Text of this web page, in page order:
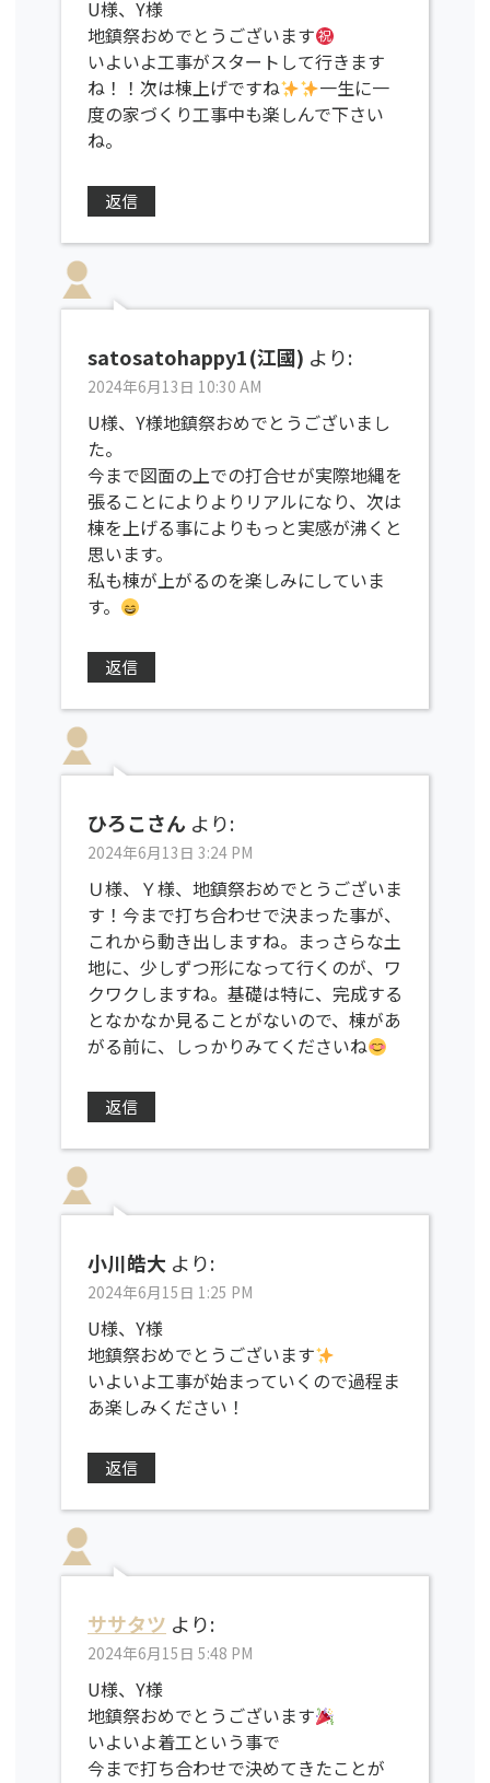
U様、Y様
地鎮祭おめでとうございます
いよいよ工事がスタートして行きます
ね！！次は棟上げですね
一生に一
度の家づくり工事中も楽しんで下さい
ね。
返信
satosatohappy1(江國) より:
2024年6月13日 10:30 AM
U様、Y様地鎮祭おめでとうございまし
た。
今まで図面の上での打合せが実際地縄を
張ることによりよりリアルになり、次は
棟を上げる事によりもっと実感が沸くと
思います。
私も棟が上がるのを楽しみにしていま
す。
返信
ひろこさん より:
2024年6月13日 3:24 PM
Ｕ様、Ｙ様、地鎮祭おめでとうございま
す！今まで打ち合わせで決まった事が、
これから動き出しますね。まっさらな土
地に、少しずつ形になって行くのが、ワ
クワクしますね。基礎は特に、完成する
となかなか見ることがないので、棟があ
がる前に、しっかりみてくださいね
返信
小川皓大 より:
2024年6月15日 1:25 PM
U様、Y様
地鎮祭おめでとうございます
いよいよ工事が始まっていくので過程ま
あ楽しみください！
返信
ササタツ より:
2024年6月15日 5:48 PM
U様、Y様
地鎮祭おめでとうございます
いよいよ着工という事で
今まで打ち合わせで決めてきたことが